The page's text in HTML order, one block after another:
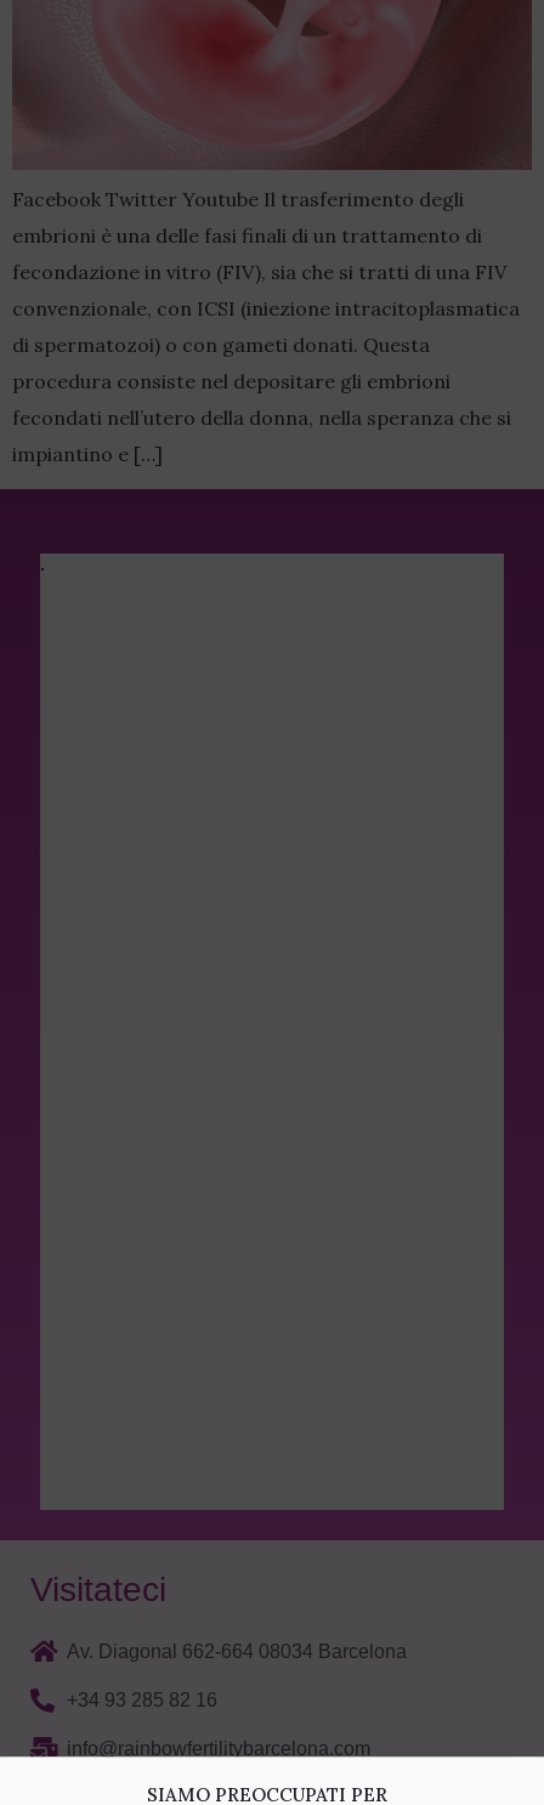
SIAMO PREOCCUPATI PER
Facebook Twitter Youtube Il trasferimento degli
embrioni è una delle fasi finali di un trattamento di
fecondazione in vitro (FIV), sia che si tratti di una FIV
convenzionale, con ICSI (iniezione intracitoplasmatica
di spermatozoi) o con gameti donati. Questa
procedura consiste nel depositare gli embrioni
fecondati nell’utero della donna, nella speranza che si
impiantino e […]
Visitateci
Av. Diagonal 662-664 08034 Barcelona
+34 93 285 82 16
info@rainbowfertilitybarcelona.com